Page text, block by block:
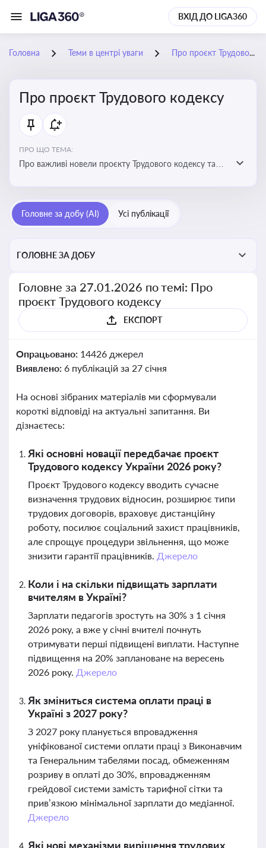
ВХІД ДО LIGA360
Головна Теми в центрі уваги Про проєкт Трудового кодексу
Про проєкт Трудового кодексу
ПРО ЩО ТЕМА:
Про важливі новели проєкту Трудового кодексу та
Головне за добу (AI) Усі публікації
ГОЛОВНЕ ЗА ДОБУ
Головне за 27.01.2026 по темі: Про
проєкт Трудового кодексу
ЕКСПОРТ
Опрацьовано: 14426 джерел
Виявлено: 6 публікацій за 27 січня
На основі зібраних матеріалів ми сформували
короткі відповіді на актуальні запитання. Ви
дізнаєтесь:
Які основні новації передбачає проєкт
Трудового кодексу України 2026 року?
Проєкт Трудового кодексу вводить сучасне
визначення трудових відносин, розширює типи
трудових договорів, враховує дистанційну
роботу, посилює соціальний захист працівників,
але спрощує процедури звільнення, що може
знизити гарантії працівників. Джерело
Коли і на скільки підвищать зарплати
вчителям в Україні?
Зарплати педагогів зростуть на 30% з 1 січня
2026 року, а вже у січні вчителі почнуть
отримувати перші підвищені виплати. Наступне
підвищення на 20% заплановане на вересень
2026 року. Джерело
Як зміниться система оплати праці в
Україні з 2027 року?
З 2027 року планується впровадження
уніфікованої системи оплати праці з Виконавчим
та Генеральним табелями посад, обмеженням
розриву в оплаті до 30%, впровадженням
грейдової системи замість тарифної сітки та
прив’язкою мінімальної зарплати до медіанної.
Джерело
Які нові механізми вирішення трудових